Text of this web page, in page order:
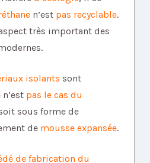
n’est pas recyclable.
très important des
isolants sont
pas le cas du
sous forme de
de mousse expansée.
de fabrication du